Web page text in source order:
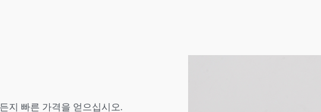
지 빠른 가격을 얻으십시오.